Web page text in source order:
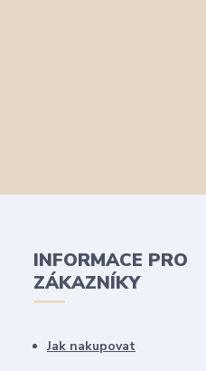
INFORMACE PRO
ZÁKAZNÍKY
Jak nakupovat